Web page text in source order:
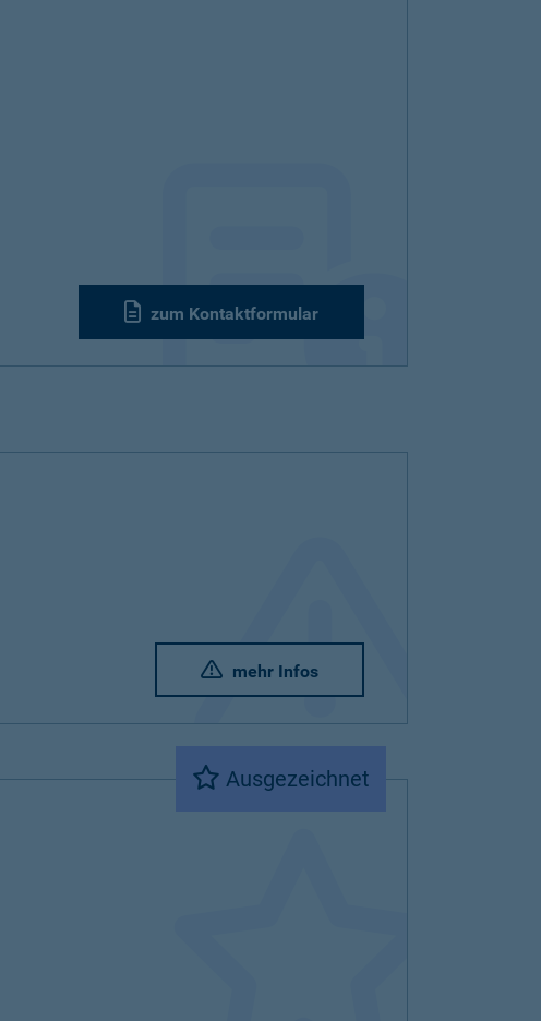
zum Kontaktformular
mehr Infos
Ausgezeichnet